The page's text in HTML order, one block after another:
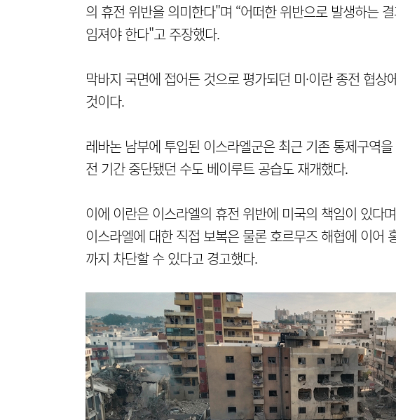
의 휴전 위반을 의미한다"며 “어떠한 위반으로 발생하는
임져야 한다"고 주장했다.
막바지 국면에 접어든 것으로 평가되던 미·이란 종전 협
것이다.
레바논 남부에 투입된 이스라엘군은 최근 기존 통제구역
전 기간 중단됐던 수도 베이루트 공습도 재개했다.
이에 이란은 이스라엘의 휴전 위반에 미국의 책임이 있다
이스라엘에 대한 직접 보복은 물론 호르무즈 해협에 이어
까지 차단할 수 있다고 경고했다.